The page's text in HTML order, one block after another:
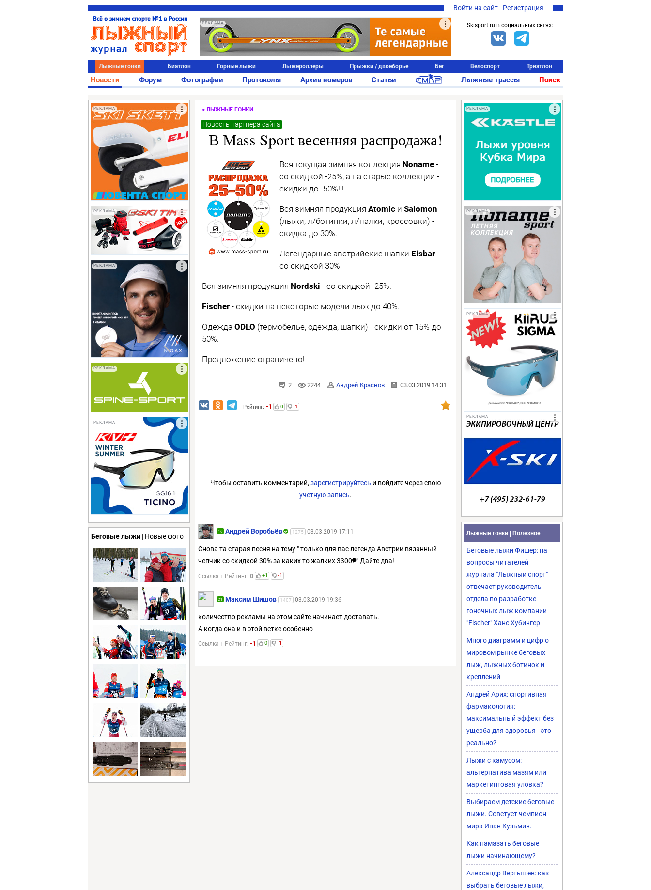
Войти на сайт Регистрация
РЕКЛАМА Skisport.ru в социальных сетях:
Лыжные гонки Биатлон Горные лыжи Лыжероллеры Прыжки / двоеборье Бег Велоспорт Триатлон
Новости Форум Фотографии Протоколы Архив номеров Статьи Лыжные трассы Поиск
РЕКЛАМА
РЕКЛАМА
РЕКЛАМА
РЕКЛАМА
РЕКЛАМА
Беговые лыжи | Новые фото
ЛЫЖНЫЕ ГОНКИ
Новость партнера сайта
В Мass Sport весенняя распродажа!
Вся текущая зимняя коллекция Noname -
со скидкой -25%, а на старые коллекции -
скидки до -50%!!!
Вся зимняя продукция Atomic и Salomon
(лыжи, л/ботинки, л/палки, кроссовки) -
скидка до 30%.
Легендарные австрийские шапки Eisbar -
со скидкой 30%.
Вся зимняя продукция Nordski - со скидкой -25%.
Fischer - скидки на некоторые модели лыж до 40%.
Одежда ODLO (термобелье, одежда, шапки) - скидки от 15% до
50%.
Предложение ограничено!
2 2244 Андрей Краснов 03.03.2019 14:31
Рейтинг: -1 0 -1
Чтобы оставить комментарий, зарегистрируйтесь и войдите через свою
учетную запись.
16 Андрей Воробьёв 1275 03.03.2019 17:11
Снова та старая песня на тему " только для вас легенда Австрии вязанный
чепчик со скидкой 30% за каких то жалких 3300₱" Дайте два!
Ссылка Рейтинг: 0 +1 -1
21 Максим Шишов 1407 03.03.2019 19:36
количество рекламы на этом сайте начинает доставать.
А когда она и в этой ветке особенно
Ссылка Рейтинг: -1 0 -1
РЕКЛАМА
РЕКЛАМА
РЕКЛАМА
РЕКЛАМА
Лыжные гонки | Полезное
Беговые лыжи Фишер: на
вопросы читателей
журнала "Лыжный спорт"
отвечает руководитель
отдела по разработке
гоночных лыж компании
"Fischer" Ханс Хубингер
Много диаграмм и цифр о
мировом рынке беговых
лыж, лыжных ботинок и
креплений
Андрей Арих: спортивная
фармакология:
максимальный эффект без
ущерба для здоровья - это
реально?
Лыжи с камусом:
альтернатива мазям или
маркетинговая уловка?
Выбираем детские беговые
лыжи. Советует чемпион
мира Иван Кузьмин.
Как намазать беговые
лыжи начинающему?
Александр Вертышев: как
выбрать беговые лыжи,